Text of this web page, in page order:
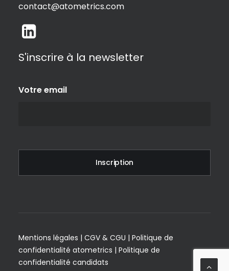
contact@atometrics.com
S'inscrire à la newsletter
Votre email
Mentions légales | CGV & CGU | Politique de
confidentialité atometrics | Politique de
confidentialité candidats